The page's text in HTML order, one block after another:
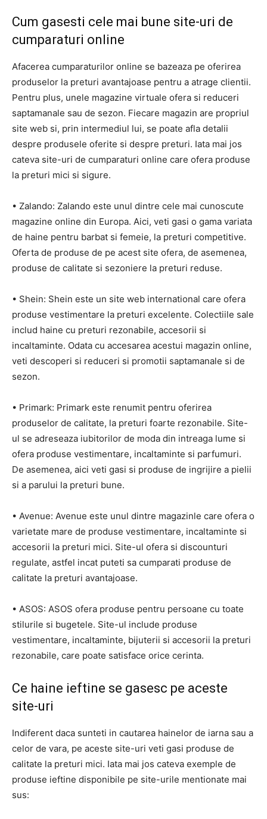
Cum gasesti cele mai bune site-uri de
cumparaturi online
Afacerea cumparaturilor online se bazeaza pe oferirea
produselor la preturi avantajoase pentru a atrage clientii.
Pentru plus, unele magazine virtuale ofera si reduceri
saptamanale sau de sezon. Fiecare magazin are propriul
site web si, prin intermediul lui, se poate afla detalii
despre produsele oferite si despre preturi. Iata mai jos
cateva site-uri de cumparaturi online care ofera produse
la preturi mici si sigure.
• Zalando: Zalando este unul dintre cele mai cunoscute
magazine online din Europa. Aici, veti gasi o gama variata
de haine pentru barbat si femeie, la preturi competitive.
Oferta de produse de pe acest site ofera, de asemenea,
produse de calitate si sezoniere la preturi reduse.
• Shein: Shein este un site web international care ofera
produse vestimentare la preturi excelente. Colectiile sale
includ haine cu preturi rezonabile, accesorii si
incaltaminte. Odata cu accesarea acestui magazin online,
veti descoperi si reduceri si promotii saptamanale si de
sezon.
• Primark: Primark este renumit pentru oferirea
produselor de calitate, la preturi foarte rezonabile. Site-
ul se adreseaza iubitorilor de moda din intreaga lume si
ofera produse vestimentare, incaltaminte si parfumuri.
De asemenea, aici veti gasi si produse de ingrijire a pielii
si a parului la preturi bune.
• Avenue: Avenue este unul dintre magazinle care ofera o
varietate mare de produse vestimentare, incaltaminte si
accesorii la preturi mici. Site-ul ofera si discounturi
regulate, astfel incat puteti sa cumparati produse de
calitate la preturi avantajoase.
• ASOS: ASOS ofera produse pentru persoane cu toate
stilurile si bugetele. Site-ul include produse
vestimentare, incaltaminte, bijuterii si accesorii la preturi
rezonabile, care poate satisface orice cerinta.
Ce haine ieftine se gasesc pe aceste
site-uri
Indiferent daca sunteti in cautarea hainelor de iarna sau a
celor de vara, pe aceste site-uri veti gasi produse de
calitate la preturi mici. Iata mai jos cateva exemple de
produse ieftine disponibile pe site-urile mentionate mai
sus: